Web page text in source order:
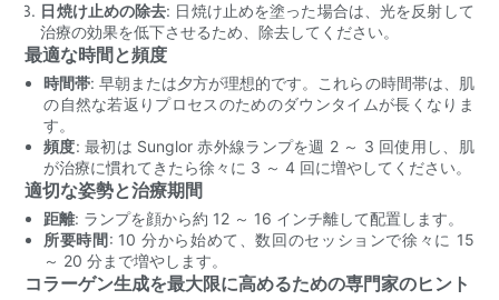
日焼け止めの除去: 日焼け止めを塗った場合は、光を反射して
治療の効果を低下させるため、除去してください。
最適な時間と頻度
時間帯: 早朝または夕方が理想的です。これらの時間帯は、肌
の自然な若返りプロセスのためのダウンタイムが長くなりま
す。
頻度: 最初は Sunglor 赤外線ランプを週 2 ～ 3 回使用し、肌
が治療に慣れてきたら徐々に 3 ～ 4 回に増やしてください。
適切な姿勢と治療期間
距離: ランプを顔から約 12 ～ 16 インチ離して配置します。
所要時間: 10 分から始めて、数回のセッションで徐々に 15
～ 20 分まで増やします。
コラーゲン生成を最大限に高めるための専門家のヒント